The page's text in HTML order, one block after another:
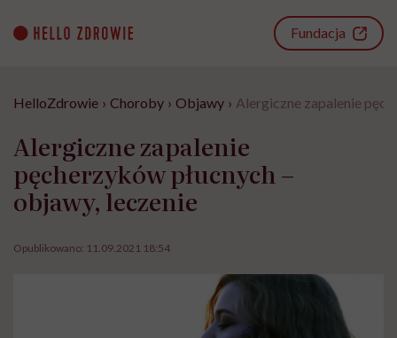
content
Fundacja
HelloZdrowie › Choroby › Objawy › Alergiczne zapalenie
Alergiczne zapalenie
pęcherzyków płucnych –
objawy, leczenie
Opublikowano: 11.09.2021 18:54